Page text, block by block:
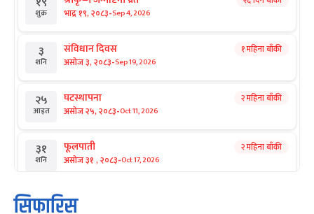
शुक्र भाद्र १९, २०८३-Sep 4, 2026
३
शनि
संविधान दिवस
असोज ३, २०८३-Sep 19, 2026
१ महिना बाँकी
२५
आइत
घटस्थापना
असोज २५, २०८३-Oct 11, 2026
२ महिना बाँकी
३१
शनि
फूलपाती
असोज ३१ , २०८३-Oct 17, 2026
२ महिना बाँकी
१
आइत
कार्तिक सङ्क्रान्ति
कार्तिक १, २०८३
सिफारिस